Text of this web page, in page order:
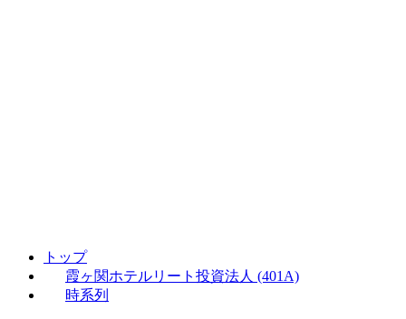
トップ
霞ヶ関ホテルリート投資法人 (401A)
時系列